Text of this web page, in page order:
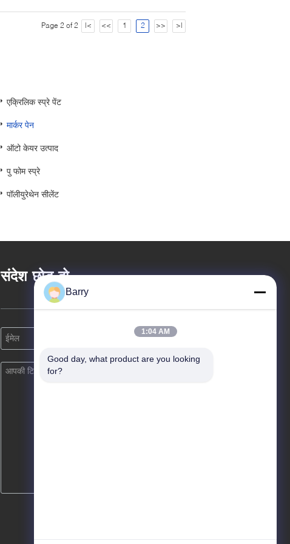
Page 2 of 2 |< << 1 2 >> >|
एक्रिलिक स्प्रे पेंट
मार्कर पेन
ऑटो केयर उत्पाद
पु फोम स्प्रे
पॉलीयुरेथेन सीलेंट
संदेश छोड़ दो
Barry
1:04 AM
Good day, what product are you looking
for?